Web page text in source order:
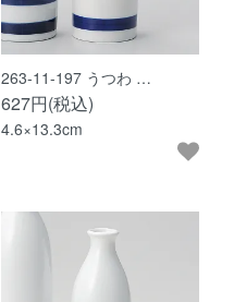
263-11-197 うつわ …
627円(税込)
4.6×13.3cm